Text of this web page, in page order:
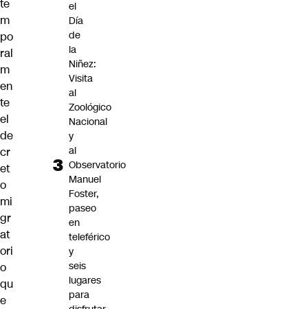
te
m
po
ral
m
en
te
el
de
cr
et
o
mi
gr
at
ori
o
qu
e
el
Día
de
la
Niñez:
Visita
al
Zoológico
Nacional
y
al
Observatorio
Manuel
Foster,
paseo
en
teleférico
y
seis
lugares
para